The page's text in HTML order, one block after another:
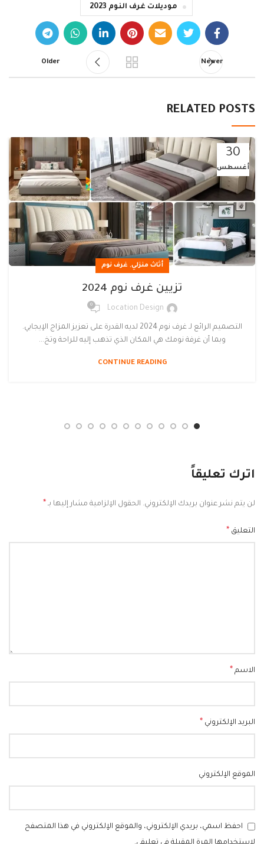
موديلات غرف النوم 2023
Newer
Older
RELATED POSTS
30
أغسطس
أثاث منزلي, غرف نوم
تزيين غرف نوم 2024
Location Design
0
التصميم الرائع لـ غرف نوم 2024 لديه القدرة على تعزيز المزاج الإيجابي.
وبما أن غرفة نومك هي المكان الذي تذهب إليه للراحة وتخ...
CONTINUE READING
اترك تعليقاً
لن يتم نشر عنوان بريدك الإلكتروني. الحقول الإلزامية مشار إليها بـ *
التعليق *
الاسم *
البريد الإلكتروني *
الموقع الإلكتروني
احفظ اسمي، بريدي الإلكتروني، والموقع الإلكتروني في هذا المتصفح